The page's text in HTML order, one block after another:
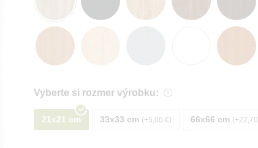
Vyberte si rozmer výrobku:
21x21 cm 33x33 cm +5,00 € 66x66 cm